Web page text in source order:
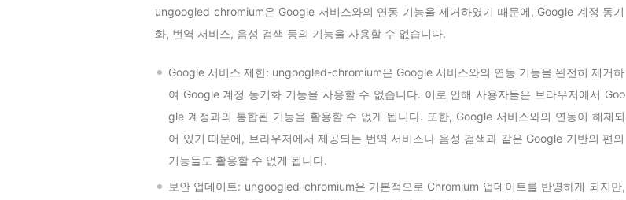
ungoogled chromium은 Google 서비스와의 연동 기능을 제거하였기 때문에, Google 계정 동기
화, 번역 서비스, 음성 검색 등의 기능을 사용할 수 없습니다.
Google 서비스 제한: ungoogled-chromium은 Google 서비스와의 연동 기능을 완전히 제거하
여 Google 계정 동기화 기능을 사용할 수 없습니다. 이로 인해 사용자들은 브라우저에서 Goo
gle 계정과의 통합된 기능을 활용할 수 없게 됩니다. 또한, Google 서비스와의 연동이 해제되
어 있기 때문에, 브라우저에서 제공되는 번역 서비스나 음성 검색과 같은 Google 기반의 편의
기능들도 활용할 수 없게 됩니다.
보안 업데이트: ungoogled-chromium은 기본적으로 Chromium 업데이트를 반영하게 되지만,